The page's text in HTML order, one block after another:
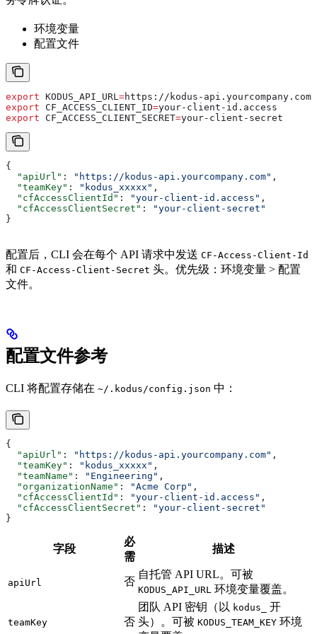
环境变量
配置文件
export KODUS_API_URL=https :// kodus-api . yourcompany . com
export CF_ACCESS_CLIENT_ID=your-client-id . access
export CF_ACCESS_CLIENT_SECRET=your-client-secret
{
  "apiUrl"
: "https://kodus-api.yourcompany.com" ,
  "teamKey"
: "kodus_xxxxx" ,
  "cfAccessClientId"
: "your-client-id.access" ,
  "cfAccessClientSecret"
:
"your-client-secret"
}
配置后，CLI 会在每个 API 请求中发送 CF-Access-Client-Id
和 CF-Access-Client-Secret 头。优先级：环境变量 > 配置
文件。
配置文件参考
CLI 将配置存储在 ~/.kodus/config.json 中：
{
  "apiUrl"
: "https://kodus-api.yourcompany.com" ,
  "teamKey"
: "kodus_xxxxx" ,
  "teamName"
: "Engineering" ,
  "organizationName"
: "Acme Corp" ,
  "cfAccessClientId"
: "your-client-id.access" ,
  "cfAccessClientSecret"
:
"your-client-secret"
}
字段
必
需
描述
apiUrl 否
自托管 API URL。可被
KODUS_API_URL 环境变量覆盖。
teamKey 否
团队 API 密钥（以 kodus_
开
头）。可被 KODUS_TEAM_KEY 环境